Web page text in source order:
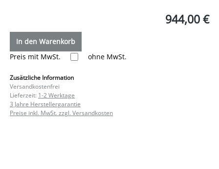
944,00 €
In den Warenkorb
Preis mit MwSt.
ohne MwSt.
Zusätzliche Information
Versandkostenfrei
Lieferzeit: 1-2 Werktage
3 Jahre Herstellergarantie
Preise inkl. MwSt. zzgl. Versandkosten